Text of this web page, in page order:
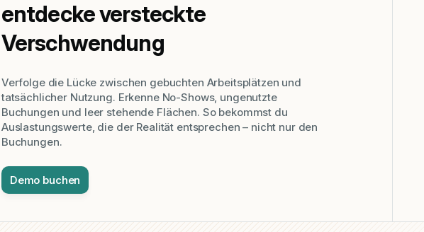
entdecke versteckte
Verschwendung
Verfolge die Lücke zwischen gebuchten Arbeitsplätzen und
tatsächlicher Nutzung. Erkenne No-Shows, ungenutzte
Buchungen und leer stehende Flächen. So bekommst du
Auslastungswerte, die der Realität entsprechen – nicht nur den
Buchungen.
Demo buchen